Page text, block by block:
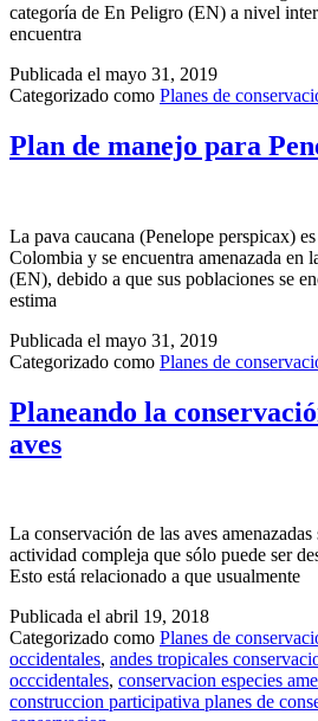
categoría de En Peligro (EN) a nivel
encuentra
Publicada el mayo 31, 2019
Categorizado como Planes de
Plan de manejo para
La pava caucana (Penelope perspicax)
Colombia y se encuentra amenazada en
(EN), debido a que sus poblaciones se
estima
Publicada el mayo 31, 2019
Categorizado como Planes de
Planeando la
aves
La conservación de las aves
actividad compleja que sólo puede ser
Esto está relacionado a que usualmente
Publicada el abril 19, 2018
Categorizado como Planes de
occidentales, andes tropicales
occcidentales, conservacion especies
construccion participativa planes de